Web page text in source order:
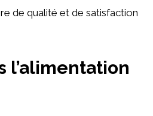
de qualité et de satisfaction
l’alimentation